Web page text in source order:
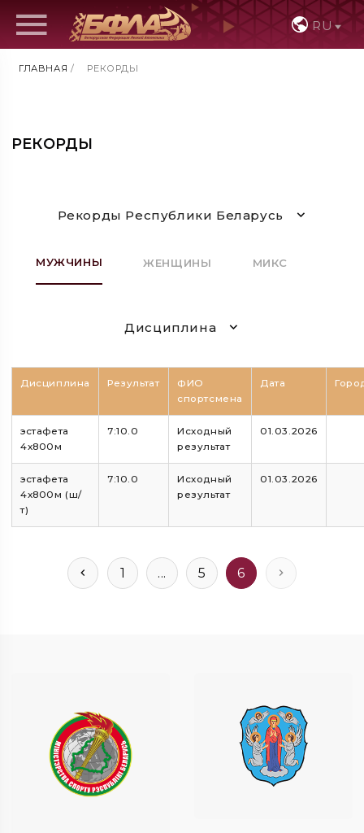
RU
ГЛАВНАЯ / РЕКОРДЫ
РЕКОРДЫ
Рекорды Республики Беларусь
МУЖЧИНЫ ЖЕНЩИНЫ МИКС
Дисциплина
Дисциплина Результат
ФИО
спортсмена
Дата
эстафета
4х800м
7:10.0
Исходный
результат
01.03.2026
эстафета
4х800м (ш/
т)
7:10.0
Исходный
результат
01.03.2026
1 ... 5 6